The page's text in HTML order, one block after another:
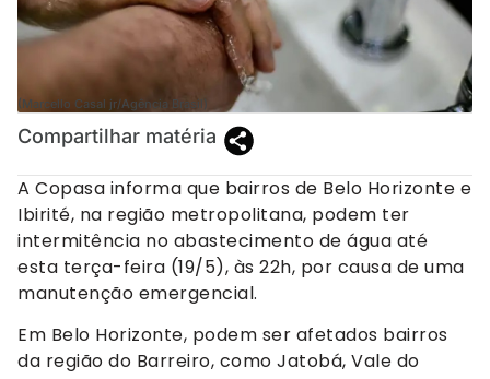
(Marcello Casal jr/Agência Brasil)
Compartilhar matéria
A Copasa informa que bairros de Belo Horizonte e
Ibirité, na região metropolitana, podem ter
intermitência no abastecimento de água até
esta terça-feira (19/5), às 22h, por causa de uma
manutenção emergencial.
Em Belo Horizonte, podem ser afetados bairros
da região do Barreiro, como Jatobá, Vale do